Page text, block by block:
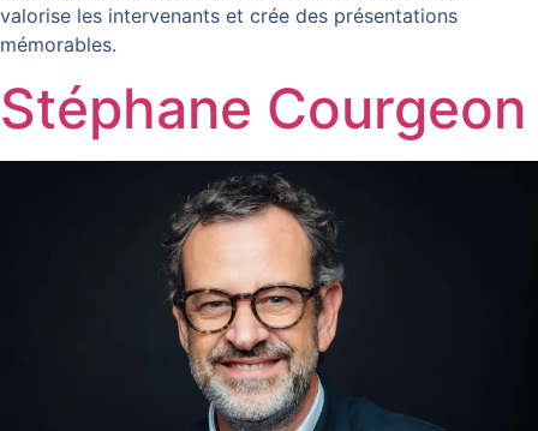
valorise les intervenants et crée des présentations
mémorables.
Stéphane Courgeon